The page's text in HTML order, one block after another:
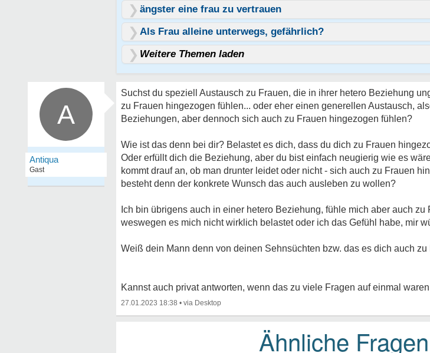
ängster eine frau zu vertrauen
Als Frau alleine unterwegs, gefährlich?
Weitere Themen laden
A
Antiqua
Gast
Suchst du speziell Austausch zu Frauen, die in ihrer hetero Beziehung
zu Frauen hingezogen fühlen... oder eher einen generellen Austausch,
Beziehungen, aber dennoch sich auch zu Frauen hingezogen fühlen?
Wie ist das denn bei dir? Belastet es dich, dass du dich zu Frauen
Oder erfüllt dich die Beziehung, aber du bist einfach neugierig wie es
kommt drauf an, ob man drunter leidet oder nicht - sich auch zu Frauen
besteht denn der konkrete Wunsch das auch ausleben zu wollen?
Ich bin übrigens auch in einer hetero Beziehung, fühle mich aber auch
weswegen es mich nicht wirklich belastet oder ich das Gefühl habe, mir
Weiß dein Mann denn von deinen Sehnsüchten bzw. das es dich auch
Kannst auch privat antworten, wenn das zu viele Fragen auf einmal
27.01.2023 18:38 •